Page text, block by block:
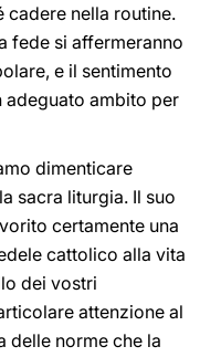
nella routine.
fede si affermeranno
e il sentimento
ambito per
dimenticare
sacra liturgia. Il suo
certamente una
cattolico alla vita
dei vostri
attenzione al
delle norme che la